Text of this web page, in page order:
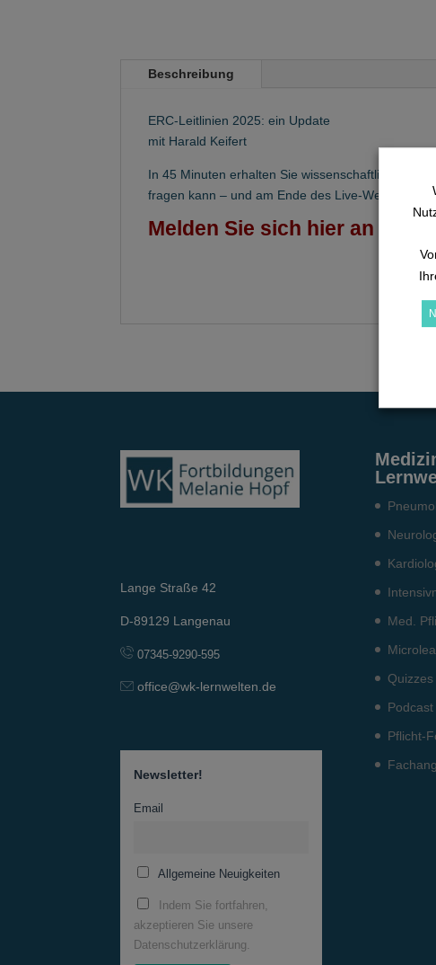
Beschreibung
ERC-Leitlinien 2025: ein Update
mit Harald Keifert
In 45 Minuten erhalten Sie wissenschaftlich
fragen kann – und am Ende des Live-Web-
Melden Sie sich hier an und
Lange Straße 42
D-89129 Langenau
07345-9290-595
office@wk-lernwelten.de
Newsletter!
Email
Allgemeine Neuigkeiten
Indem Sie fortfahren,
akzeptieren Sie unsere
Datenschutzerklärung.
Med.
Quizzes
Podcast
Pflicht-